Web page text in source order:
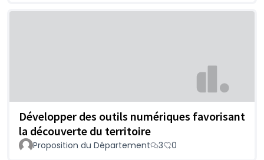
Développer des outils numériques favorisant
la découverte du territoire
Proposition du Département 3 0